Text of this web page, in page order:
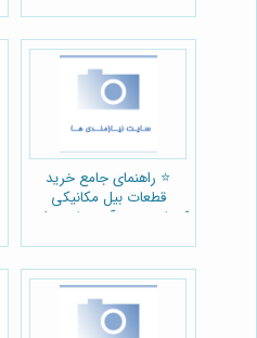
⭐️ راهنمای جامع خرید
قطعات بیل مکانیکی
کوماتسو: هر آنچه باید بدانید